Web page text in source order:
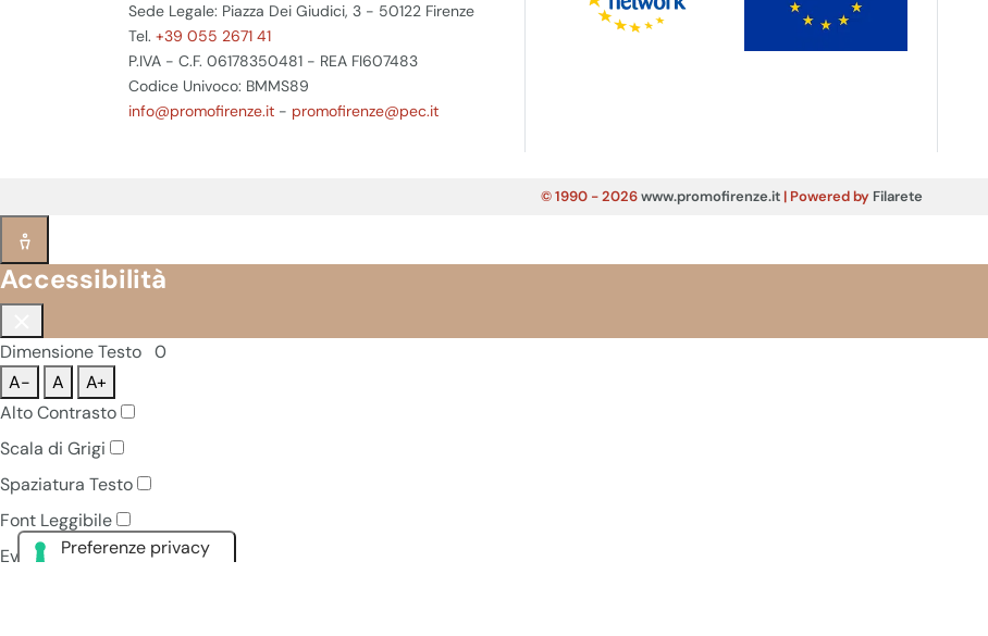
Sede Legale: Piazza Dei Giudici, 3 - 50122 Firenze
Tel. +39 055 2671 41
P.IVA - C.F. 06178350481 - REA FI607483
Codice Univoco: BMMS89
info@promofirenze.it - promofirenze@pec.it
© 1990 - 2026www.promofirenze.it| Powered by Filarete
Accessibilità
Dimensione Testo 0
A-
A
A+
Alto Contrasto
Scala di Grigi
Spaziatura Testo
Font Leggibile
Evidenzia Link